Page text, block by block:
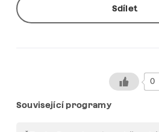
Sdílet
0
Související programy